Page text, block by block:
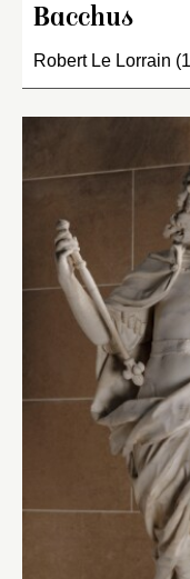
Bacchus
Robert Le Lorrain